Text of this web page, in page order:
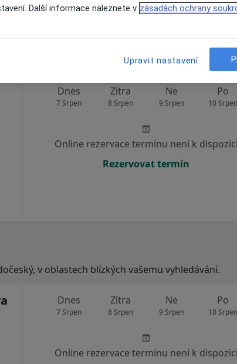
Rezervovat termín
Dnes
7 Srpen
Zítra
8 Srpen
Ne
9 Srpen
Po
10 Srpen
Online rezervace termínu není k dispozici
Rezervovat termín
v oblastech blízkých vašemu vyhledávání.
Dnes
7 Srpen
Zítra
8 Srpen
Ne
9 Srpen
Po
10 Srpen
Online rezervace termínu není k dispozici
Další informace naleznete v zásadách ochrany
Upravit nastavení